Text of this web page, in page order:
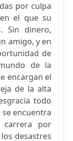
por culpa
el que su
Sin dinero,
amigo, y en
de
de la
encargan el
de la alta
todo
encuentra
carrera por
desastres